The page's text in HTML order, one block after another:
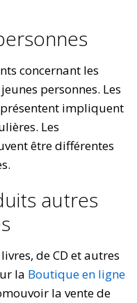
concernant les
personnes. Les
impliquent
Les
être différentes
autres
de CD et autres
la Boutique en ligne
la vente de